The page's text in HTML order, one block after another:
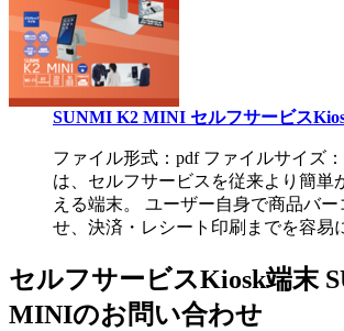
SUNMI K2 MINI セルフサービス
ファイル形式：pdf ファイルサイズ
は、セルフサービスを従来より簡単
える端末。 ユーザー自身で商品バ
せ、決済・レシート印刷までを容易
セルフサービスKiosk端末
MINIのお問い合わせ